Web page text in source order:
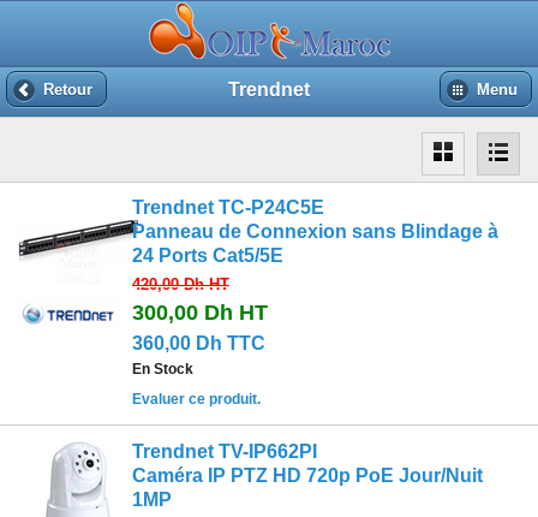
Retour Trendnet Menu
Trendnet TC-P24C5E
Panneau de Connexion sans Blindage à
24 Ports Cat5/5E
420,00 DhHT
300,00 Dh HT
360,00 Dh TTC
En Stock
Evaluer ce produit.
Trendnet TV-IP662PI
Caméra IP PTZ HD 720p PoE Jour/Nuit
1MP